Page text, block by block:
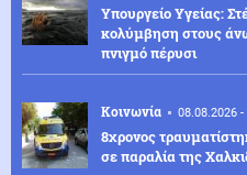
Υπουργείο Υγείας:
κολύμβηση στους
πνιγμό πέρυσι
Κοινωνία 08.08.2026 -
8χρονος
σε παραλία της